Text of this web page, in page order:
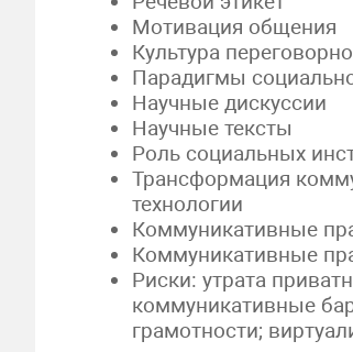
Мотивация общения
Культура
Парадигмы
Научные дискуссии
Научные тексты
Роль социальных
Трансформация
технологии
Коммуникативные
Коммуникативные
Риски: утрата
коммуникативные
грамотности;